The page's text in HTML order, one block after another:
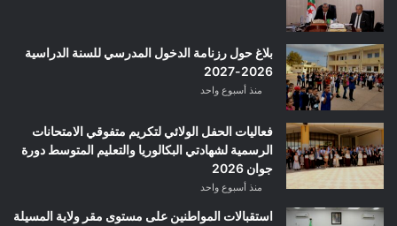
بلاغ حول رزنامة الدخول المدرسي للسنة الدراسية
2026-2027
منذ أسبوع واحد
فعاليات الحفل الولائي لتكريم متفوقي الامتحانات
الرسمية لشهادتي البكالوريا والتعليم المتوسط دورة
جوان 2026
منذ أسبوع واحد
استقبالات المواطنين على مستوى مقر ولاية المسيلة